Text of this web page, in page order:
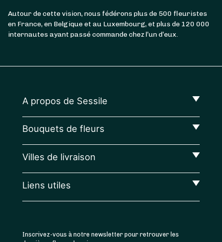
Autour de cette vision, nous fédérons plus de 500 fleuristes
en France, en Belgique et au Luxembourg, et plus de 120 000
internautes ayant passé commande chez l’un d’eux.
A propos de Sessile
Bouquets de fleurs
Villes de livraison
Liens utiles
Inscrivez-vous à notre newsletter pour retrouver les